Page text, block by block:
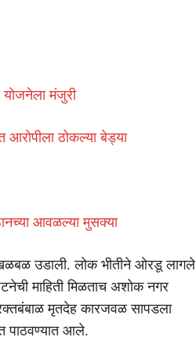
योजनेला मंजुरी
ठोकल्या बेड्या
आवळल्या मुसक्या
उडाली. लोक भीतीने ओरडू लागले
माहिती मिळताच अशोक नगर
मृतदेह कारजवळ सापडला
पाठवण्यात आले.